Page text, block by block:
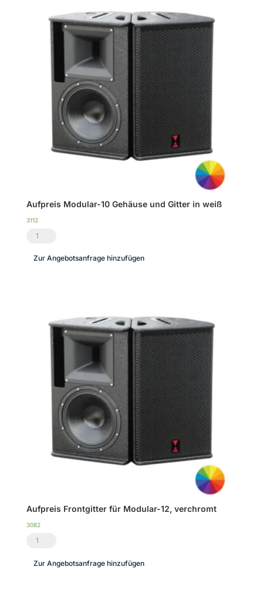
Aufpreis Modular-10 Gehäuse und Gitter in weiß
3112
Aufpreis
Zur Angebotsanfrage hinzufügen
Aufpreis Frontgitter für Modular-12, verchromt
3082
Aufpreis
Zur Angebotsanfrage hinzufügen